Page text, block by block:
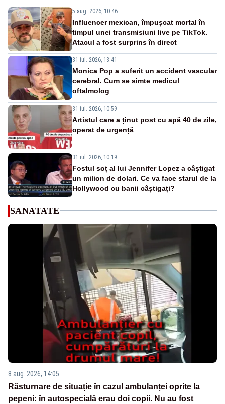
5 aug. 2026, 10:46
Influencer mexican, împușcat mortal în
timpul unei transmisiuni live pe TikTok.
Atacul a fost surprins în direct
31 iul. 2026, 13:41
Monica Pop a suferit un accident vascular
cerebral. Cum se simte medicul
oftalmolog
31 iul. 2026, 10:59
Artistul care a ținut post cu apă 40 de zile,
operat de urgență
31 iul. 2026, 10:19
Fostul soț al lui Jennifer Lopez a câștigat
un milion de dolari. Ce va face starul de la
Hollywood cu banii câștigați?
SANATATE
8 aug. 2026, 14:05
Răsturnare de situație în cazul ambulanței oprite la
pepeni: în autospecială erau doi copii. Nu au fost